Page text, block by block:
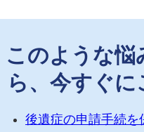
このような悩
ら、今すぐに
後遺症の申請手続を